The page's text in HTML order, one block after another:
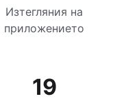
Изтегляния на
приложението
19